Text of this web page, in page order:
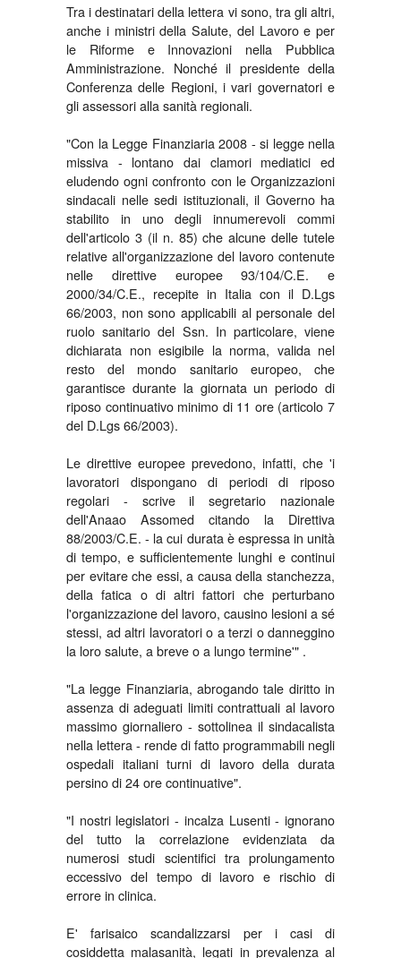
Tra i destinatari della lettera vi sono, tra gli altri,
anche i ministri della Salute, del Lavoro e per
le Riforme e Innovazioni nella Pubblica
Amministrazione. Nonché il presidente della
Conferenza delle Regioni, i vari governatori e
gli assessori alla sanità regionali.
"Con la Legge Finanziaria 2008 - si legge nella
missiva - lontano dai clamori mediatici ed
eludendo ogni confronto con le Organizzazioni
sindacali nelle sedi istituzionali, il Governo ha
stabilito in uno degli innumerevoli commi
dell'articolo 3 (il n. 85) che alcune delle tutele
relative all'organizzazione del lavoro contenute
nelle direttive europee 93/104/C.E. e
2000/34/C.E., recepite in Italia con il D.Lgs
66/2003, non sono applicabili al personale del
ruolo sanitario del Ssn. In particolare, viene
dichiarata non esigibile la norma, valida nel
resto del mondo sanitario europeo, che
garantisce durante la giornata un periodo di
riposo continuativo minimo di 11 ore (articolo 7
del D.Lgs 66/2003).
Le direttive europee prevedono, infatti, che 'i
lavoratori dispongano di periodi di riposo
regolari - scrive il segretario nazionale
dell'Anaao Assomed citando la Direttiva
88/2003/C.E. - la cui durata è espressa in unità
di tempo, e sufficientemente lunghi e continui
per evitare che essi, a causa della stanchezza,
della fatica o di altri fattori che perturbano
l'organizzazione del lavoro, causino lesioni a sé
stessi, ad altri lavoratori o a terzi o danneggino
la loro salute, a breve o a lungo termine'" .
"La legge Finanziaria, abrogando tale diritto in
assenza di adeguati limiti contrattuali al lavoro
massimo giornaliero - sottolinea il sindacalista
nella lettera - rende di fatto programmabili negli
ospedali italiani turni di lavoro della durata
persino di 24 ore continuative".
"I nostri legislatori - incalza Lusenti - ignorano
del tutto la correlazione evidenziata da
numerosi studi scientifici tra prolungamento
eccessivo del tempo di lavoro e rischio di
errore in clinica.
E' farisaico scandalizzarsi per i casi di
cosiddetta malasanità, legati in prevalenza al